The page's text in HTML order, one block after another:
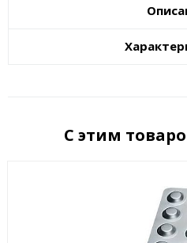
С этим